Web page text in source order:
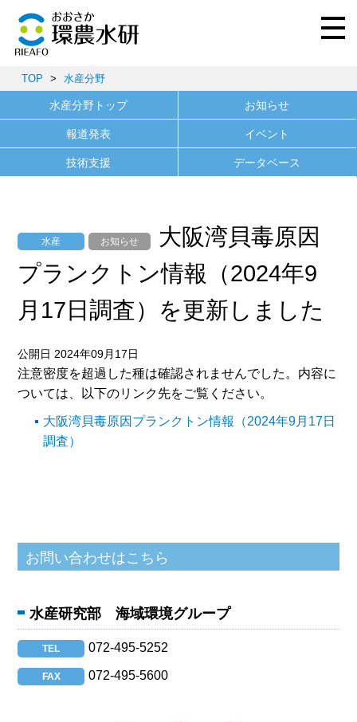
TOP > 水産分野
水産分野トップ お知らせ
報道発表 イベント
技術支援 データベース
水産 お知らせ
大阪湾貝毒原因
プランクトン情報（2024年9
月17日調査）を更新しました
公開日 2024年09月17日
注意密度を超過した種は確認されませんでした。内容に
ついては、以下のリンク先をご覧ください。
大阪湾貝毒原因プランクトン情報（2024年9月17日
調査）
水産研究部 海域環境グループ
TEL 072-495-5252
FAX 072-495-5600